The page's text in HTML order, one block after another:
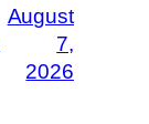
August
7,
2026